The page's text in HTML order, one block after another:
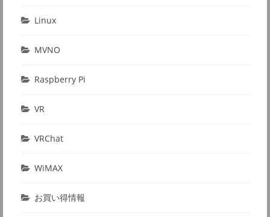
Linux
MVNO
Raspberry Pi
VR
VRChat
WiMAX
お買い得情報